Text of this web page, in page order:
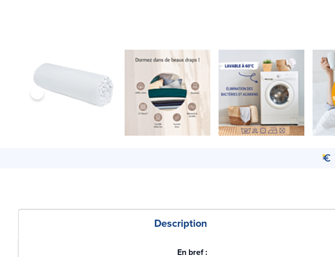
Description
En bref :